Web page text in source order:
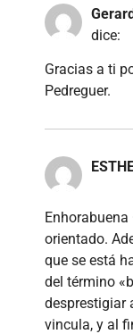
dice:
Gracias a ti
Pedreguer.
orientado.
que se está
del término
desprestigiar
vincula, y al